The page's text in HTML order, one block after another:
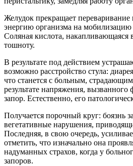
Желудок прекращает
энергию организма на
Соляная кислота, накапливающаяся
тошноту.
В результате под действием
возможно расстройство стула:
что станется с больным,
результате напряжения, вызванного
запор. Естественно, его
Получается порочный круг: боязнь
вегетативные нарушения,
Последняя, в свою очередь,
отметить, что изначально она
надуманных страхов, когда у
запоров.